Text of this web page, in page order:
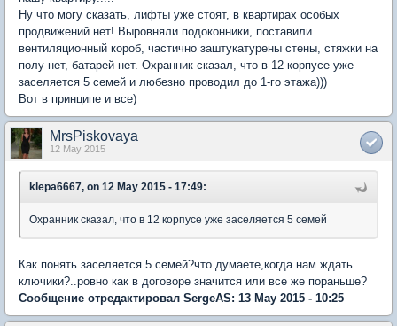
Ну что могу сказать, лифты уже стоят, в квартирах особых
продвижений нет! Выровняли подоконники, поставили
вентиляционный короб, частично заштукатурены стены, стяжки на
полу нет, батарей нет. Охранник сказал, что в 12 корпусе уже
заселяется 5 семей и любезно проводил до 1-го этажа)))
Вот в принципе и все)
MrsPiskovaya
12 May 2015
klepa6667, on 12 May 2015 - 17:49:
Охранник сказал, что в 12 корпусе уже заселяется 5 семей
Как понять заселяется 5 семей?что думаете,когда нам ждать
ключики?..ровно как в договоре значится или все же пораньше?
Сообщение отредактировал SergeAS: 13 May 2015 - 10:25